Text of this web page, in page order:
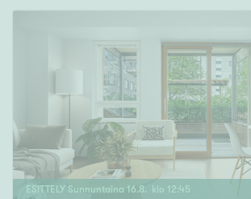
ESITTELY Sunnuntaina 16.8. klo 12:45